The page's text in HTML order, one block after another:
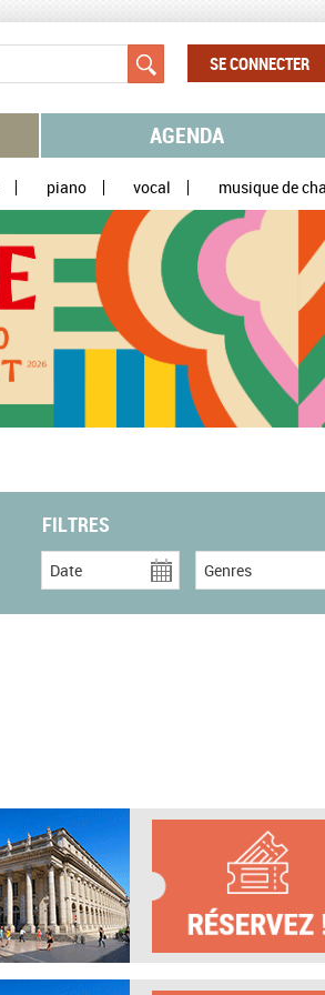
SE CONNECTER
AGENDA
piano vocal musique de
FILTRES
Date Genres